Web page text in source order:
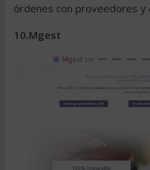
órdenes con proveedores y
10.Mgest